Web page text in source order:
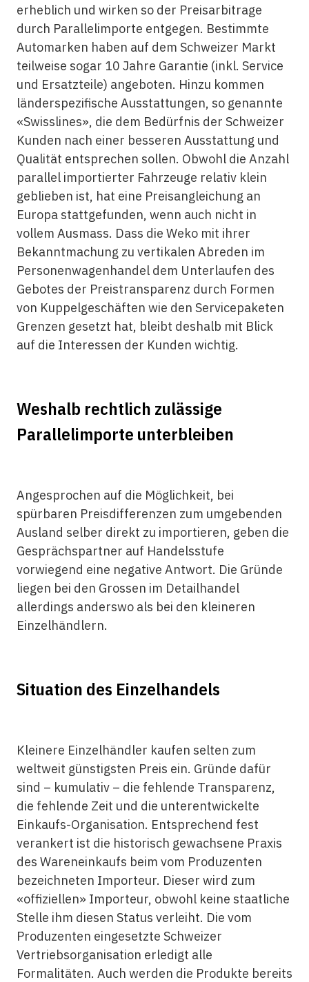
erheblich und wirken so der Preisarbitrage
durch Parallelimporte entgegen. Bestimmte
Automarken haben auf dem Schweizer Markt
teilweise sogar 10 Jahre Garantie (inkl. Service
und Ersatzteile) angeboten. Hinzu kommen
länderspezifische Ausstattungen, so genannte
«Swisslines», die dem Bedürfnis der Schweizer
Kunden nach einer besseren Ausstattung und
Qualität entsprechen sollen. Obwohl die Anzahl
parallel importierter Fahrzeuge relativ klein
geblieben ist, hat eine Preisangleichung an
Europa stattgefunden, wenn auch nicht in
vollem Ausmass. Dass die Weko mit ihrer
Bekanntmachung zu vertikalen Abreden im
Personenwagenhandel dem Unterlaufen des
Gebotes der Preistransparenz durch Formen
von Kuppelgeschäften wie den Servicepaketen
Grenzen gesetzt hat, bleibt deshalb mit Blick
auf die Interessen der Kunden wichtig.
Weshalb rechtlich zulässige
Parallelimporte unterbleiben
Angesprochen auf die Möglichkeit, bei
spürbaren Preisdifferenzen zum umgebenden
Ausland selber direkt zu importieren, geben die
Gesprächspartner auf Handelsstufe
vorwiegend eine negative Antwort. Die Gründe
liegen bei den Grossen im Detailhandel
allerdings anderswo als bei den kleineren
Einzelhändlern.
Situation des Einzelhandels
Kleinere Einzelhändler kaufen selten zum
weltweit günstigsten Preis ein. Gründe dafür
sind – kumulativ – die fehlende Transparenz,
die fehlende Zeit und die unterentwickelte
Einkaufs-Organisation. Entsprechend fest
verankert ist die historisch gewachsene Praxis
des Wareneinkaufs beim vom Produzenten
bezeichneten Importeur. Dieser wird zum
«offiziellen» Importeur, obwohl keine staatliche
Stelle ihm diesen Status verleiht. Die vom
Produzenten eingesetzte Schweizer
Vertriebsorganisation erledigt alle
Formalitäten. Auch werden die Produkte bereits